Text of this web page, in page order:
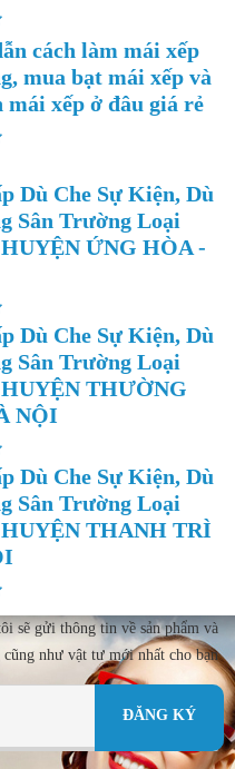
cách làm mái xếp
mua bạt mái xếp và
xếp ở đâu giá rẻ
Dù Che Sự Kiện, Dù
Sân Trường Loại
ỨNG HÒA -
Dù Che Sự Kiện, Dù
Sân Trường Loại
THƯỜNG
NỘI
Dù Che Sự Kiện, Dù
Sân Trường Loại
THANH TRÌ
sẽ gửi thông tin về sản phẩm và
như vật tư mới nhất cho bạn